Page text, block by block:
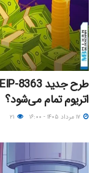
اتریوم تمام می‌شود؟